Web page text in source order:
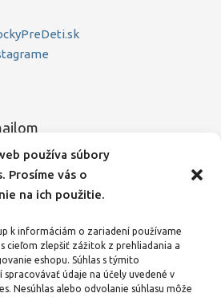
používa súbory
Prosíme vás o
na ich použitie.
k informáciám o zariadení používame
cieľom zlepšiť zážitok z prehliadania a
eshopu. Súhlas s týmito
údaje na účely uvedené v
Nesúhlas alebo odvolanie súhlasu môže
o novinkách medzi
Vašu e-mailovú adresu a
o všetkom pravidelne